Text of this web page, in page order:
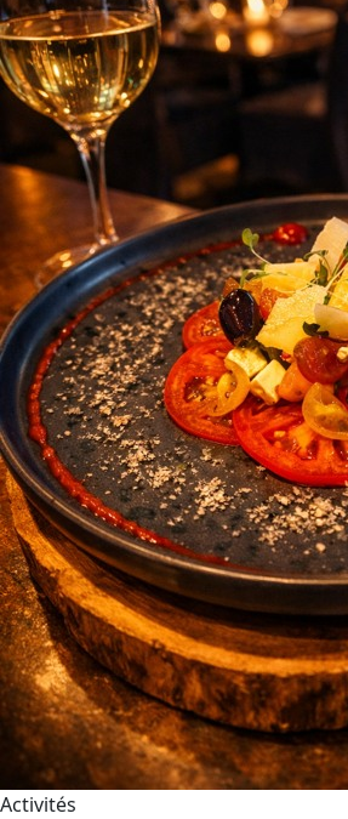
Activités